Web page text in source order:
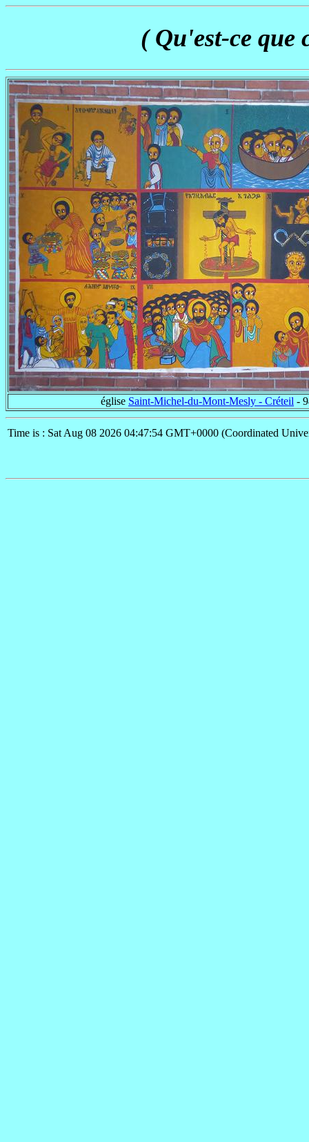
( Qu'est-ce que
église Saint-Michel-du-Mont-Mesly - Créteil -
Time is : Sat Aug 08 2026 04:47:54 GMT+0000 (Coordinated